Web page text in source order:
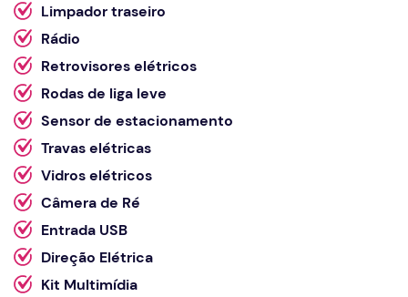
Limpador traseiro
Rádio
Retrovisores elétricos
Rodas de liga leve
Sensor de estacionamento
Travas elétricas
Vidros elétricos
Câmera de Ré
Entrada USB
Direção Elétrica
Kit Multimídia